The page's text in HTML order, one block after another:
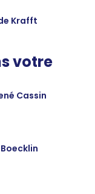
Krafft
votre
Cassin